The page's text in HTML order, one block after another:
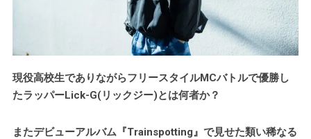
現役高校生でありながらフリースタイルMCバトルで優勝し
たラッパーLick-G(リックジー)とは何者か？
またデビューアルバム『Trainspotting』で見せた類い稀なる